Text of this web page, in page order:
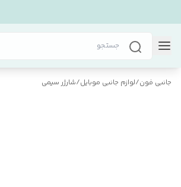
جانبی فون/لوازم جانبی موبایل/شارژر سیمی